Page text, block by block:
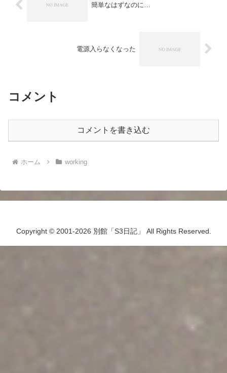
簡単なはずなのに…
電源入らなくなった
コメント
コメントを書き込む
ホーム working
Copyright © 2001-2026 別館「S3日記」 All Rights Reserved.